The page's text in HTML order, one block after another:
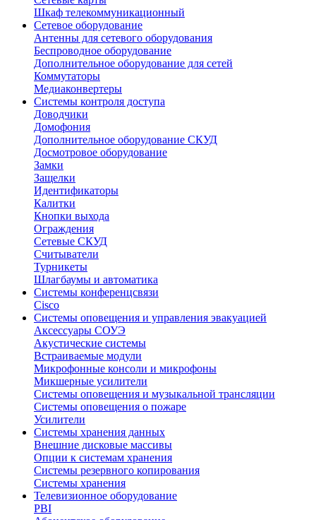
Шкаф телекоммуникационный
Сетевое оборудование
Антенны для сетевого оборудования
Беспроводное оборудование
Дополнительное оборудование для сетей
Коммутаторы
Медиаконвертеры
Системы контроля доступа
Доводчики
Домофония
Дополнительное оборудование СКУД
Досмотровое оборудование
Замки
Защелки
Идентификаторы
Калитки
Кнопки выхода
Ограждения
Сетевые СКУД
Считыватели
Турникеты
Шлагбаумы и автоматика
Системы конференцсвязи
Cisco
Системы оповещения и управления эвакуацией
Аксессуары СОУЭ
Акустические системы
Встраиваемые модули
Микрофонные консоли и микрофоны
Микшерные усилители
Системы оповещения и музыкальной трансляции
Системы оповещения о пожаре
Усилители
Системы хранения данных
Внешние дисковые массивы
Опции к системам хранения
Системы резервного копирования
Системы хранения
Телевизионное оборудование
PBI